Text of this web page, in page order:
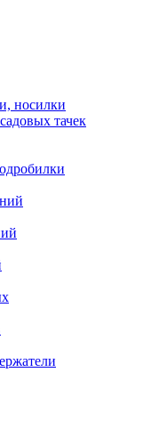
носилки
тачек